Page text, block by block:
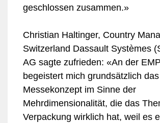
geschlossen zusammen.»
Christian Haltinger, Country
Switzerland Dassault Systèmes
AG sagte zufrieden: «An der
begeistert mich grundsätzlich das
Messekonzept im Sinne der
Mehrdimensionalität, die das
Verpackung wirklich hat, weil es